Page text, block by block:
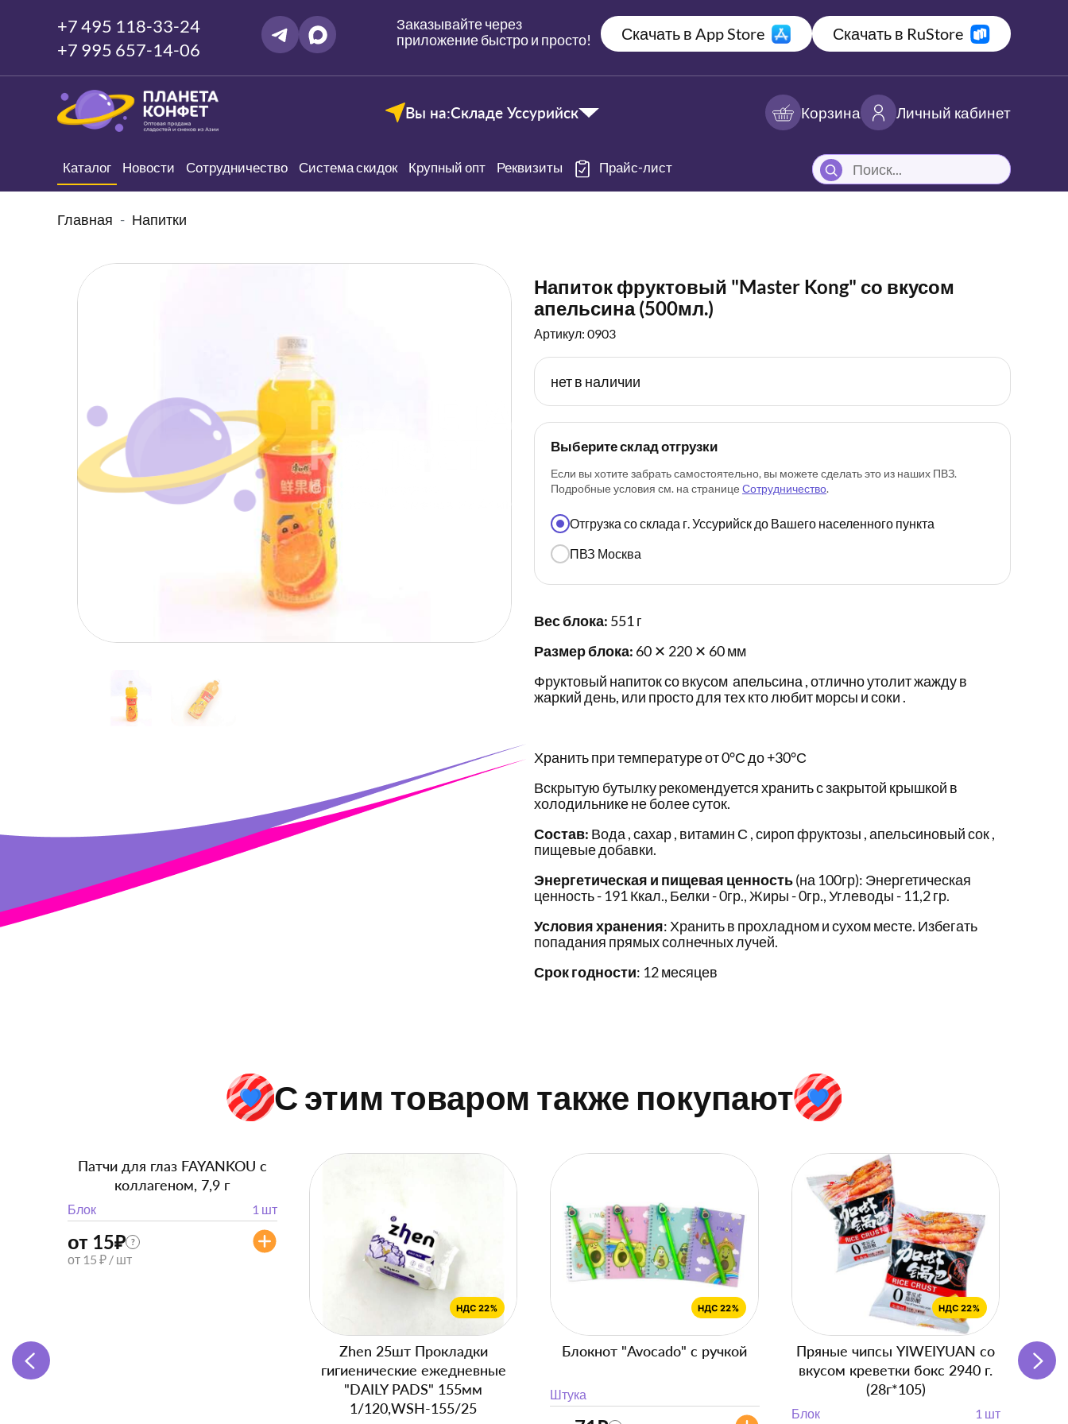
+7 495 118-33-24
+7 995 657-14-06
Заказывайте через
приложение быстро и просто!
Скачать в App Store Скачать в RuStore
Вы на:Складе Уссурийск Корзина Личный кабинет
Каталог Новости Сотрудничество Система скидок Крупный опт Реквизиты Прайс-лист
Главная Напитки
Напиток фруктовый "Master Kong" со вкусом
апельсина (500мл.)
Артикул: 0903
нет в наличии
Выберите склад отгрузки
Если вы хотите забрать самостоятельно, вы можете сделать это из наших ПВЗ.
Подробные условия см. на странице Сотрудничество.
Отгрузка со склада г. Уссурийск до Вашего населенного пункта
ПВЗ Москва
Вес блока: 551 г
Размер блока: 60 ✕ 220 ✕ 60 мм
Фруктовый напиток со вкусом апельсина , отлично утолит жажду в
жаркий день, или просто для тех кто любит морсы и соки .
Хранить при температуре от 0°С до +30°С
Вскрытую бутылку рекомендуется хранить с закрытой крышкой в
холодильнике не более суток.
Состав: Вода , сахар , витамин С , сироп фруктозы , апельсиновый сок ,
пищевые добавки.
Энергетическая и пищевая ценность(на 100гр): Энергетическая
ценность - 191 Ккал., Белки - 0гр., Жиры - 0гр., Углеводы - 11,2 гр.
Условия хранения: Хранить в прохладном и сухом месте. Избегать
попадания прямых солнечных лучей.
Срок годности: 12 месяцев
С этим товаром также покупают
Патчи для глаз FAYANKOU с
коллагеном, 7,9 г
Блок 1 шт
от 15₽ ?
от 15 ₽ / шт
Zhen 25шт Прокладки
гигиенические ежедневные
"DAILY PADS" 155мм
1/120,WSH-155/25
Блокнот "Avocado" с ручкой
Штука
Пряные чипсы YIWEIYUAN со
вкусом креветки бокс 2940 г.
(28г*105)
Блок
1 шт